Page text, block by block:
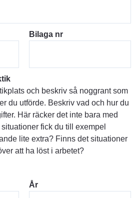
Bilaga nr
och beskriv så noggrant som
du utförde. Beskriv vad och hur du
Här räcker det inte bara med
fick du till exempel
lite extra? Finns det situationer
att ha löst i arbetet?
År